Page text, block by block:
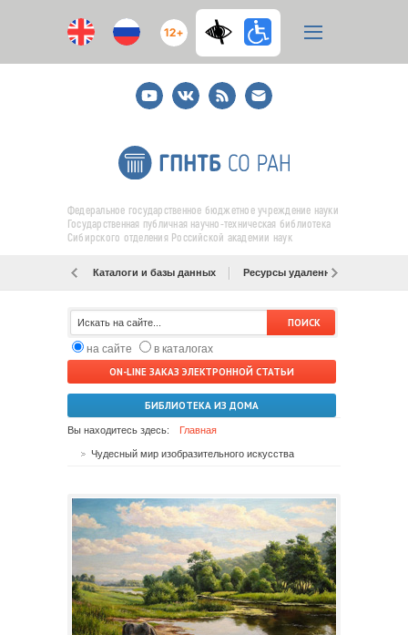
12+
YoutubeВКонтакте
RSS
E-
mail
подписка
Федеральное государственное бюджетное учреждение науки
Государственная публичная научно-техническая библиотека
Сибирского отделения Российской академии наук
Каталоги и базы данных Ресурсы удаленного доступа
на сайте
в каталогах
ON-LINE ЗАКАЗ ЭЛЕКТРОННОЙ СТАТЬИ
БИБЛИОТЕКА ИЗ ДОМА
Вы находитесь здесь: Главная
Чудесный мир изобразительного искусства